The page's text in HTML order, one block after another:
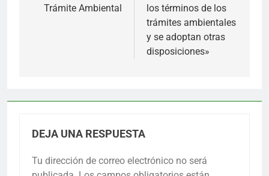
Trámite Ambiental
los términos de los
trámites ambientales
y se adoptan otras
disposiciones»
DEJA UNA RESPUESTA
Tu dirección de correo electrónico no será